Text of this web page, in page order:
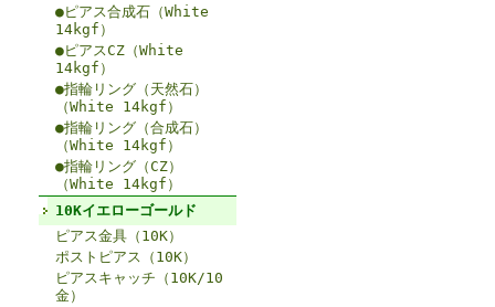
●ピアス合成石（White
14kgf）
●ピアスCZ（White
14kgf）
●指輪リング（天然石）
（White 14kgf）
●指輪リング（合成石）
（White 14kgf）
●指輪リング（CZ）
（White 14kgf）
10Kイエローゴールド
ピアス金具（10K）
ポストピアス（10K）
ピアスキャッチ（10K/10
金）